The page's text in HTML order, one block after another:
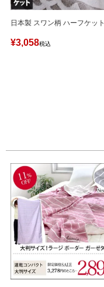
日本製 スワン柄 ハーフケット
¥3,058税込